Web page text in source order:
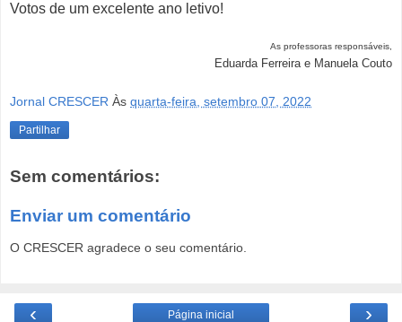
Votos de um excelente ano letivo!
As professoras responsáveis,
Eduarda Ferreira e Manuela Couto
Jornal CRESCER Às quarta-feira, setembro 07, 2022
Partilhar
Sem comentários:
Enviar um comentário
O CRESCER agradece o seu comentário.
‹ ›
Página inicial